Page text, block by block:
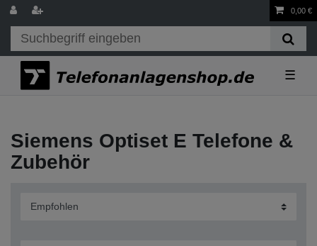
0,00 €
☰
Siemens Optiset E Telefone &
Zubehör